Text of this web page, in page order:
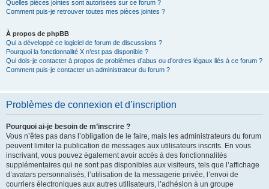
Quelles pièces jointes sont autorisées sur ce forum ?
Comment puis-je retrouver toutes mes pièces jointes ?
À propos de phpBB
Qui a développé ce logiciel de forum de discussions ?
Pourquoi la fonctionnalité X n’est pas disponible ?
Qui dois-je contacter à propos de problèmes d’abus ou d’ordres légaux liés à ce forum ?
Comment puis-je contacter un administrateur du forum ?
Problèmes de connexion et d’inscription
Pourquoi ai-je besoin de m’inscrire ?
Vous n’êtes pas dans l’obligation de le faire, mais les administrateurs du forum
peuvent limiter la publication de messages aux utilisateurs inscrits. En vous
inscrivant, vous pouvez également avoir accès à des fonctionnalités
supplémentaires qui ne sont pas disponibles aux visiteurs, tels que l’affichage
d’avatars personnalisés, l’utilisation de la messagerie privée, l’envoi de
courriers électroniques aux autres utilisateurs, l’adhésion à un groupe